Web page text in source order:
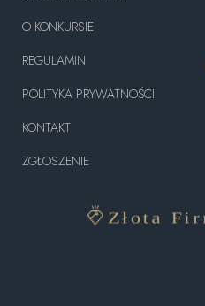
O KONKURSIE
REGULAMIN
POLITYKA PRYWATNOŚCI
KONTAKT
ZGŁOSZENIE